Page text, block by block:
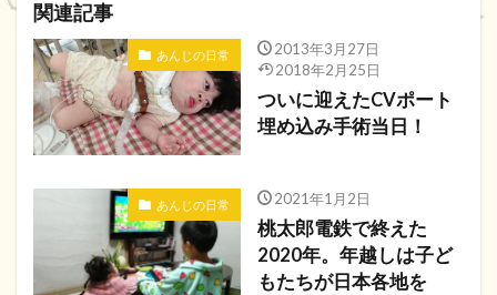
関連記事
あんじの日常
2013年3月27日
2018年2月25日
ついに迎えたCVポート
埋め込み手術当日！
あんじの日常 2021年1月2日
桃太郎電鉄で終えた
2020年。年越しは子ど
もたちが日本各地を